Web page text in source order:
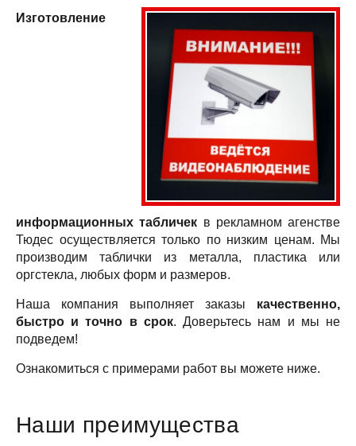
Изготовление
информационных табличек в рекламном агенстве
Тюдес осуществляется только по низким ценам. Мы
производим таблички из металла, пластика или
оргстекла, любых форм и размеров.
Наша компания выполняет заказы качественно,
быстро и точно в срок. Доверьтесь нам и мы не
подведем!
Ознакомиться с примерами работ вы можете ниже.
Наши преимущества